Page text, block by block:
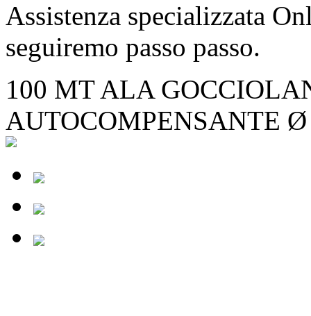
Assistenza specializzata
seguiremo passo passo.
100 MT ALA
AUTOCOMPENSANTE